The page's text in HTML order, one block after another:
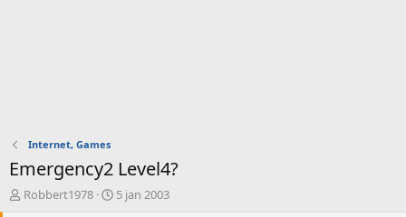
Internet, Games
Emergency2 Level4?
O
Robbert1978
S
5 jan 2003